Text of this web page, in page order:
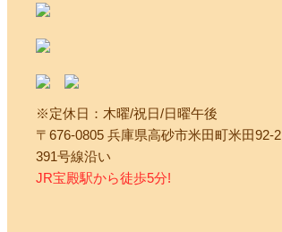
※定休日：木曜/祝日/日曜午後
〒676-0805 兵庫県高砂市米田町米田92-2
391号線沿い
JR宝殿駅から徒歩5分!